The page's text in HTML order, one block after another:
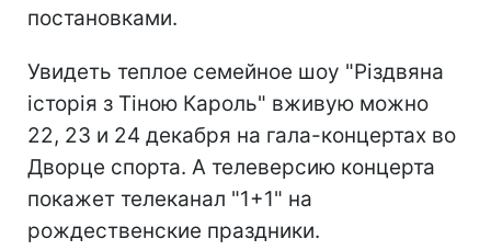
постановками.
Увидеть теплое семейное шоу "Різдвяна
історія з Тіною Кароль" вживую можно
22, 23 и 24 декабря на гала-концертах во
Дворце спорта. А телеверсию концерта
покажет телеканал "1+1" на
рождественские праздники.